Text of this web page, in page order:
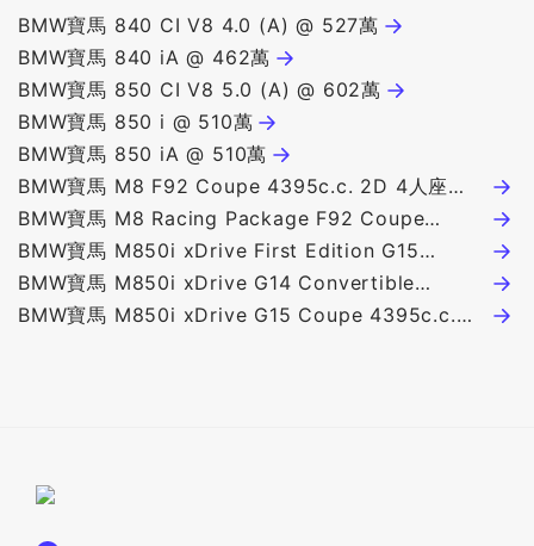
BMW寶馬 840 CI V8 4.0 (A) @ 527萬
BMW寶馬 840 iA @ 462萬
BMW寶馬 850 CI V8 5.0 (A) @ 602萬
BMW寶馬 850 i @ 510萬
BMW寶馬 850 iA @ 510萬
BMW寶馬 M8 F92 Coupe 4395c.c. 2D 4人座
927萬
BMW寶馬 M8 Racing Package F92 Coupe
4395c.c. 2D 4人座 928萬
BMW寶馬 M850i xDrive First Edition G15
Coupe 4395c.c. 2D 4人座 780萬
BMW寶馬 M850i xDrive G14 Convertible
4395c.c. 2D 4人座 698萬
BMW寶馬 M850i xDrive G15 Coupe 4395c.c.